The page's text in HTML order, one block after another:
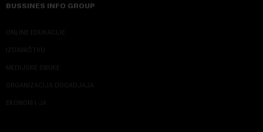
BUSSINES INFO GROUP
ONLINE EDUKACIJE
IZDAVAŠTVO
MEDIJSKE OBUKE
ORGANIZACIJA DOGADJAJA
EKONOM I JA